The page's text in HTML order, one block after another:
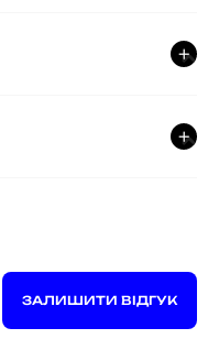
ЗАЛИШИТИ ВІДГУК